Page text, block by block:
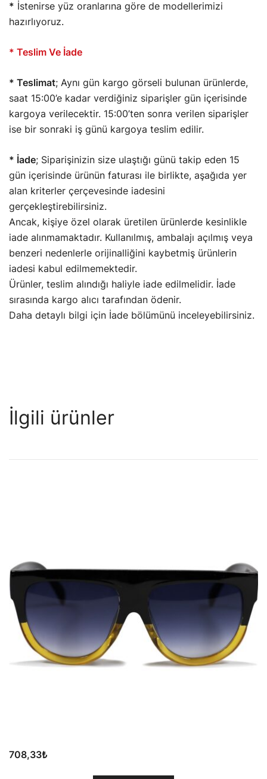
* İstenirse yüz oranlarına göre de modellerimizi
hazırlıyoruz.
* Teslim Ve İade
* Teslimat; Aynı gün kargo görseli bulunan ürünlerde,
saat 15:00’e kadar verdiğiniz siparişler gün içerisinde
kargoya verilecektir. 15:00’ten sonra verilen siparişler
ise bir sonraki iş günü kargoya teslim edilir.
* İade; Siparişinizin size ulaştığı günü takip eden 15
gün içerisinde ürünün faturası ile birlikte, aşağıda yer
alan kriterler çerçevesinde iadesini
gerçekleştirebilirsiniz.
Ancak, kişiye özel olarak üretilen ürünlerde kesinlikle
iade alınmamaktadır. Kullanılmış, ambalajı açılmış veya
benzeri nedenlerle orijinalliğini kaybetmiş ürünlerin
iadesi kabul edilmemektedir.
Ürünler, teslim alındığı haliyle iade edilmelidir. İade
sırasında kargo alıcı tarafından ödenir.
Daha detaylı bilgi için İade bölümünü inceleyebilirsiniz.
İlgili ürünler
708,33₺